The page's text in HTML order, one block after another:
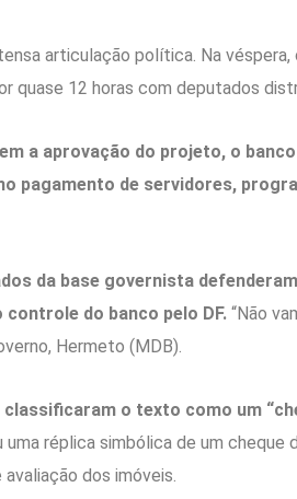
articulação política. Na véspera,
quase 12 horas com deputados
a aprovação do projeto, o
pagamento de servidores,
da base governista
do banco pelo DF. “Não
Hermeto (MDB).
o texto como um
uma réplica simbólica de um cheque
dos imóveis.